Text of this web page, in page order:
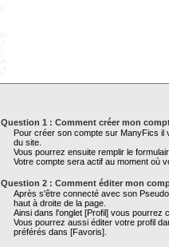
Question 1 : Comment créer mon
Pour créer son compte sur ManyFics il
du site.
Vous pourrez ensuite remplir le
Votre compte sera actif au moment où
Question 2 : Comment éditer mon
Après s'être connecté avec son
haut à droite de la page.
Ainsi dans l'onglet [Profil] vous pourrez
Vous pourrez aussi éditer votre profil
préférés dans [Favoris].